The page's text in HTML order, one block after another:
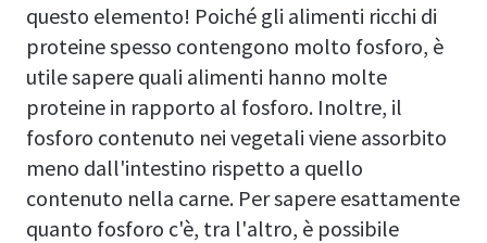
questo elemento! Poiché gli alimenti ricchi di
proteine spesso contengono molto fosforo, è
utile sapere quali alimenti hanno molte
proteine in rapporto al fosforo. Inoltre, il
fosforo contenuto nei vegetali viene assorbito
meno dall'intestino rispetto a quello
contenuto nella carne. Per sapere esattamente
quanto fosforo c'è, tra l'altro, è possibile